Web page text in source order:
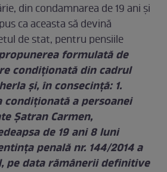
din condamnarea de 19 ani și
ca aceasta să devină
de stat, pentru pensiile
formulată de
condiţionată din cadrul
şi, în consecinţă: 1.
condiţionată a persoanei
Șatran Carmen,
de 19 ani 8 luni
penală nr. 144/2014 a
pe data rămânerii definitive